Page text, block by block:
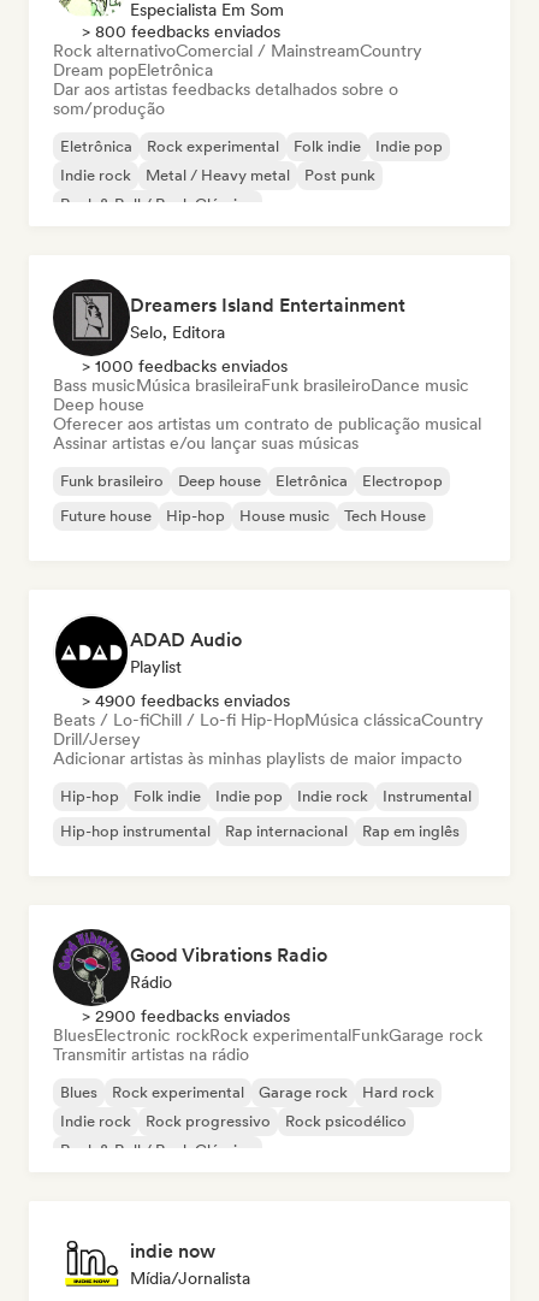
Especialista Em Som
> 800 feedbacks enviados
Rock alternativoComercial / MainstreamCountry
Dream popEletrônica
Dar aos artistas feedbacks detalhados sobre o
som/produção
Eletrônica Rock experimental Folk indie
Indie pop
Indie rock
Metal / Heavy metal
Post punk
Rock & Roll / Rock Clássico
Dreamers Island Entertainment
Selo, Editora
> 1000 feedbacks enviados
Bass musicMúsica brasileiraFunk brasileiroDance music
Deep house
Oferecer aos artistas um contrato de publicação musical
Assinar artistas e/ou lançar suas músicas
Funk brasileiro Deep house Eletrônica
Electropop
Future house
Hip-hop House music Tech House
ADAD Audio
Playlist
> 4900 feedbacks enviados
Beats / Lo-fiChill / Lo-fi Hip-HopMúsica clássicaCountry
Drill/Jersey
Adicionar artistas às minhas playlists de maior impacto
Hip-hop Folk indie Indie pop Indie rock
Instrumental
Hip-hop instrumental
Rap internacional Rap em inglês
Good Vibrations Radio
Rádio
> 2900 feedbacks enviados
BluesElectronic rockRock experimentalFunkGarage rock
Transmitir artistas na rádio
Blues Rock experimental Garage rock
Hard rock
Indie rock
Rock progressivo
Rock psicodélico
Rock & Roll / Rock Clássico
indie now
Mídia/Jornalista